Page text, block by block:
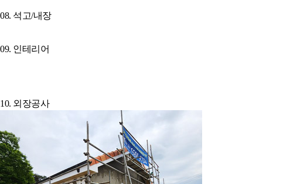
08. 석고/내장
09. 인테리어
10. 외장공사